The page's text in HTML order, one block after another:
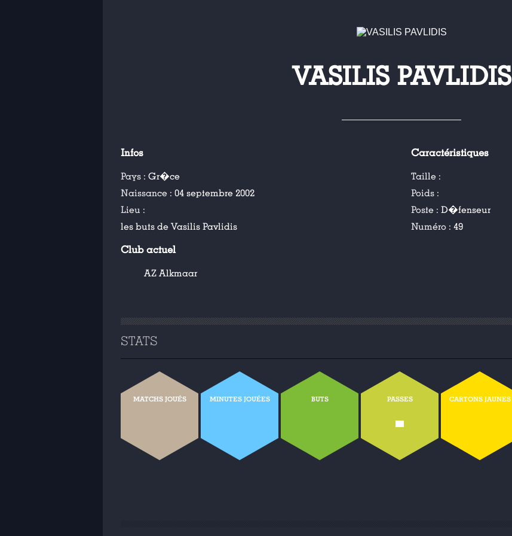
VASILIS PAVLIDIS
Infos
Pays : Gr�ce
Naissance : 04 septembre 2002
Lieu :
les buts de Vasilis Pavlidis
Caractéristiques
Taille :
Poids :
Poste :D�fenseur
Numéro :49
Club actuel
AZ Alkmaar
STATS
MATCHS JOUÉS MINUTES JOUÉES BUTS PASSES
-
CARTONS JAUNES